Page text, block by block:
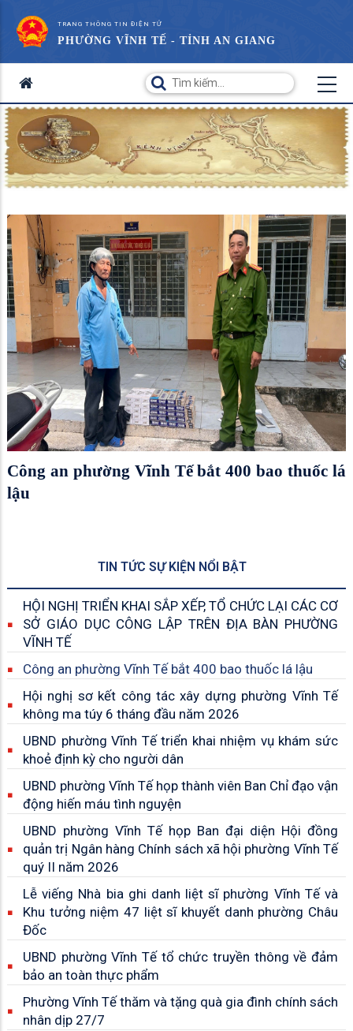
TRANG THÔNG TIN ĐIỆN TỬ
PHƯỜNG VĨNH TẾ - TỈNH AN GIANG
Hội nghị sơ kết công tác xây dựng phường
Vĩnh Tế không ma túy 6 tháng đầu năm 2026
TIN TỨC SỰ KIỆN NỔI BẬT
HỘI NGHỊ TRIỂN KHAI SẮP XẾP, TỔ CHỨC LẠI CÁC CƠ
SỞ GIÁO DỤC CÔNG LẬP TRÊN ĐỊA BÀN PHƯỜNG
VĨNH TẾ
Công an phường Vĩnh Tế bắt 400 bao thuốc lá lậu
Hội nghị sơ kết công tác xây dựng phường Vĩnh Tế
không ma túy 6 tháng đầu năm 2026
UBND phường Vĩnh Tế triển khai nhiệm vụ khám sức
khoẻ định kỳ cho người dân
UBND phường Vĩnh Tế họp thành viên Ban Chỉ đạo vận
động hiến máu tình nguyện
UBND phường Vĩnh Tế họp Ban đại diện Hội đồng
quản trị Ngân hàng Chính sách xã hội phường Vĩnh Tế
quý II năm 2026
Lễ viếng Nhà bia ghi danh liệt sĩ phường Vĩnh Tế và
Khu tưởng niệm 47 liệt sĩ khuyết danh phường Châu
Đốc
UBND phường Vĩnh Tế tổ chức truyền thông về đảm
bảo an toàn thực phẩm
Phường Vĩnh Tế thăm và tặng quà gia đình chính sách
nhân dịp 27/7